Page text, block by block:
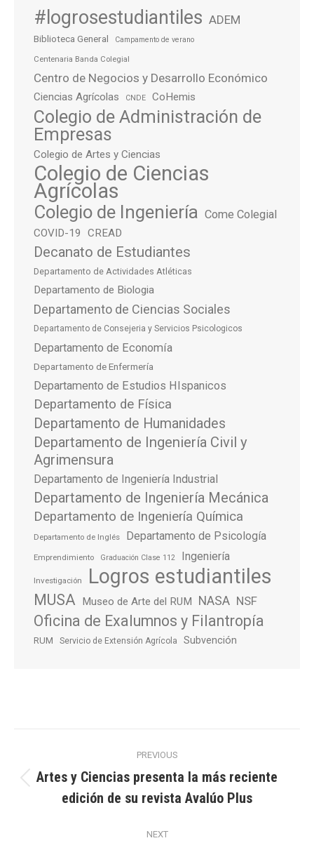
#logrosestudiantiles ADEM
Biblioteca General Campamento de verano
Centenaria Banda Colegial
Centro de Negocios y Desarrollo Económico
Ciencias Agrícolas CNDE CoHemis
Colegio de Administración de
Empresas
Colegio de Artes y Ciencias
Colegio de Ciencias
Agrícolas
Colegio de Ingeniería Come Colegial
COVID-19 CREAD
Decanato de Estudiantes
Departamento de Actividades Atléticas
Departamento de Biologia
Departamento de Ciencias Sociales
Departamento de Consejeria y Servicios Psicologicos
Departamento de Economía
Departamento de Enfermería
Departamento de Estudios HIspanicos
Departamento de Física
Departamento de Humanidades
Departamento de Ingeniería Civil y
Agrimensura
Departamento de Ingeniería Industrial
Departamento de Ingeniería Mecánica
Departamento de Ingeniería Química
Departamento de Inglés Departamento de Psicología
Emprendimiento Graduación Clase 112 Ingeniería
Investigación Logros estudiantiles
MUSA Museo de Arte del RUM NASA NSF
Oficina de Exalumnos y Filantropía
RUM Servicio de Extensión Agrícola Subvención
navigation
PREVIOUS
post:
Artes y Ciencias presenta la más reciente
edición de su revista Avalúo Plus
NEXT